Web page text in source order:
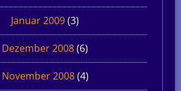
Januar 2009(3)
Dezember 2008(6)
November 2008(4)